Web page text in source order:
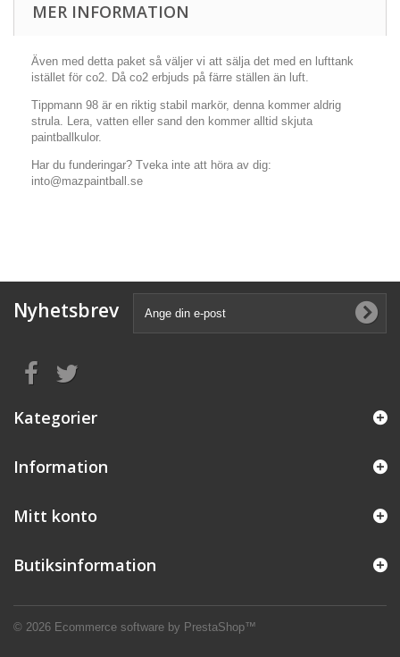
MER INFORMATION
Även med detta paket så väljer vi att sälja det med en lufttank
istället för co2. Då co2 erbjuds på färre ställen än luft.
Tippmann 98 är en riktig stabil markör, denna kommer aldrig
strula. Lera, vatten eller sand den kommer alltid skjuta
paintballkulor.
Har du funderingar? Tveka inte att höra av dig:
into@mazpaintball.se
Nyhetsbrev
Kategorier
Information
© 2026 Ecommerce software by PrestaShop™
Mitt konto
Butiksinformation